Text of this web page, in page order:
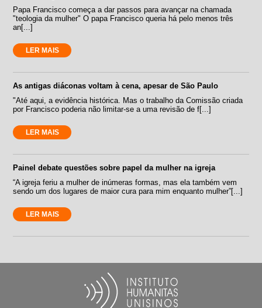
Papa Francisco começa a dar passos para avançar na chamada
"teologia da mulher" O papa Francisco queria há pelo menos três
an[...]
LER MAIS
As antigas diáconas voltam à cena, apesar de São Paulo
"Até aqui, a evidência histórica. Mas o trabalho da Comissão criada
por Francisco poderia não limitar-se a uma revisão de f[...]
LER MAIS
Painel debate questões sobre papel da mulher na igreja
“A igreja feriu a mulher de inúmeras formas, mas ela também vem
sendo um dos lugares de maior cura para mim enquanto mulher”[...]
LER MAIS